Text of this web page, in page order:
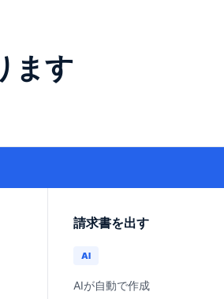
ます
請求書を出す
AI
AIが自動で作成